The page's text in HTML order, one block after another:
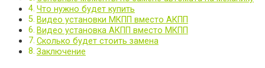
Что нужно будет купить
Видео установки МКПП вместо АКПП
Видео установка АКПП вместо МКПП
Сколько будет стоить замена
Заключение